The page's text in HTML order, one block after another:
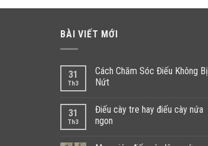
BÀI VIẾT MỚI
31
Th3
Cách Chăm Sóc Điếu Không Bị
Nứt
31
Th3
Điếu cày tre hay điếu cày nứa
ngon